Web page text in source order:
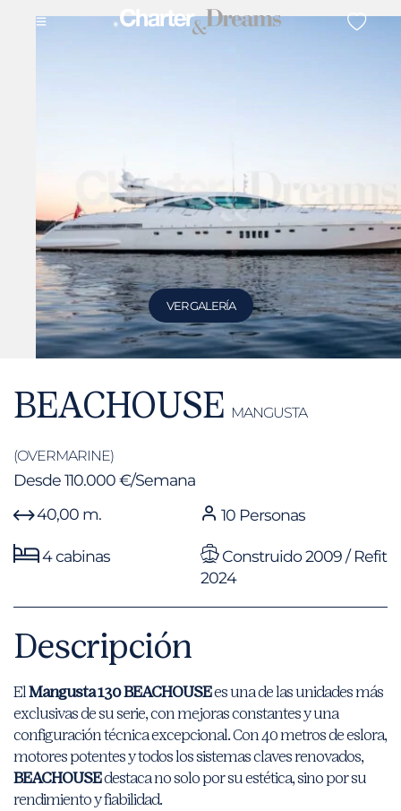
VER GALERÍA
BEACHOUSE MANGUSTA
(OVERMARINE)
Desde 110.000 €/Semana
40,00 m.
10 Personas
4 cabinas
Construido 2009 / Refit
2024
Descripción
ElMangusta 130 BEACHOUSEes una de las unidades más
exclusivas de su serie, con mejoras constantes y una
configuración técnica excepcional. Con 40 metros de eslora,
motores potentes y todos los sistemas claves renovados,
BEACHOUSEdestaca no solo por su estética, sino por su
rendimiento y fiabilidad.